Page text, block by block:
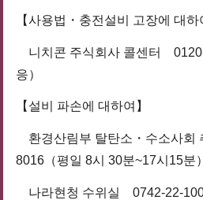
【사용법・충전설비 고장에 대하
니치콘 주식회사 콜센터
응）
【설비 파손에 대하여】
환경산림부 탈탄소・수소사
8016（평일 8시 30분~17시15분）
나라현청 수위실 0742-22-